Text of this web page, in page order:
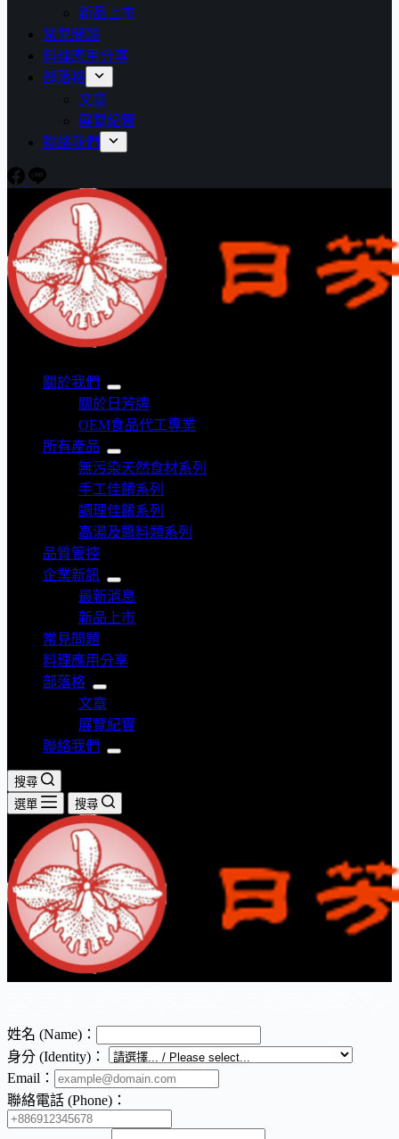
新品上市
常見問題
料理應用分享
部落格
文章
展覽紀實
聯絡我們
關於我們
關於日芳牌
OEM食品代工專業
所有產品
無污染天然食材系列
手工佳餚系列
調理佳餚系列
高湯及醬料類系列
品質管控
企業新訊
最新消息
新品上市
常見問題
料理應用分享
部落格
文章
展覽紀實
聯絡我們
搜尋
選單
搜尋
姓名 (Name)：
身分 (Identity)：
Email：
聯絡電話 (Phone)：